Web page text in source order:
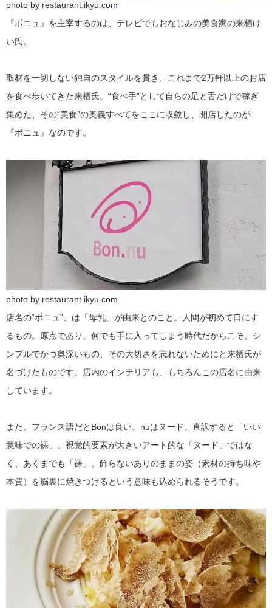
photo by restaurant.ikyu.com
『ボニュ』を主宰するのは、テレビでもおなじみの美食家の来栖け
い氏。
取材を一切しない独自のスタイルを貫き、これまで2万軒以上のお店
を食べ歩いてきた来栖氏。“食べ手”として自らの足と舌だけで稼ぎ
集めた、その“美食”の奥義すべてをここに収斂し、開店したのが
『ボニュ』なのです。
photo by restaurant.ikyu.com
店名の“ボニュ”、は「母乳」が由来とのこと。人間が初めて口にす
るもの。原点であり、何でも手に入ってしまう時代だからこそ、シ
ンプルでかつ奥深いもの、その大切さを忘れないためにと来栖氏が
名づけたものです。店内のインテリアも、もちろんこの店名に由来
しています。
また、フランス語だとBonは良い。nuはヌード。直訳すると「いい
意味での裸」。視覚的要素が大きいアート的な「ヌード」ではな
く、あくまでも「裸」。飾らないありのままの姿（素材の持ち味や
本質）を脳裏に焼きつけるという意味も込められるそうです。